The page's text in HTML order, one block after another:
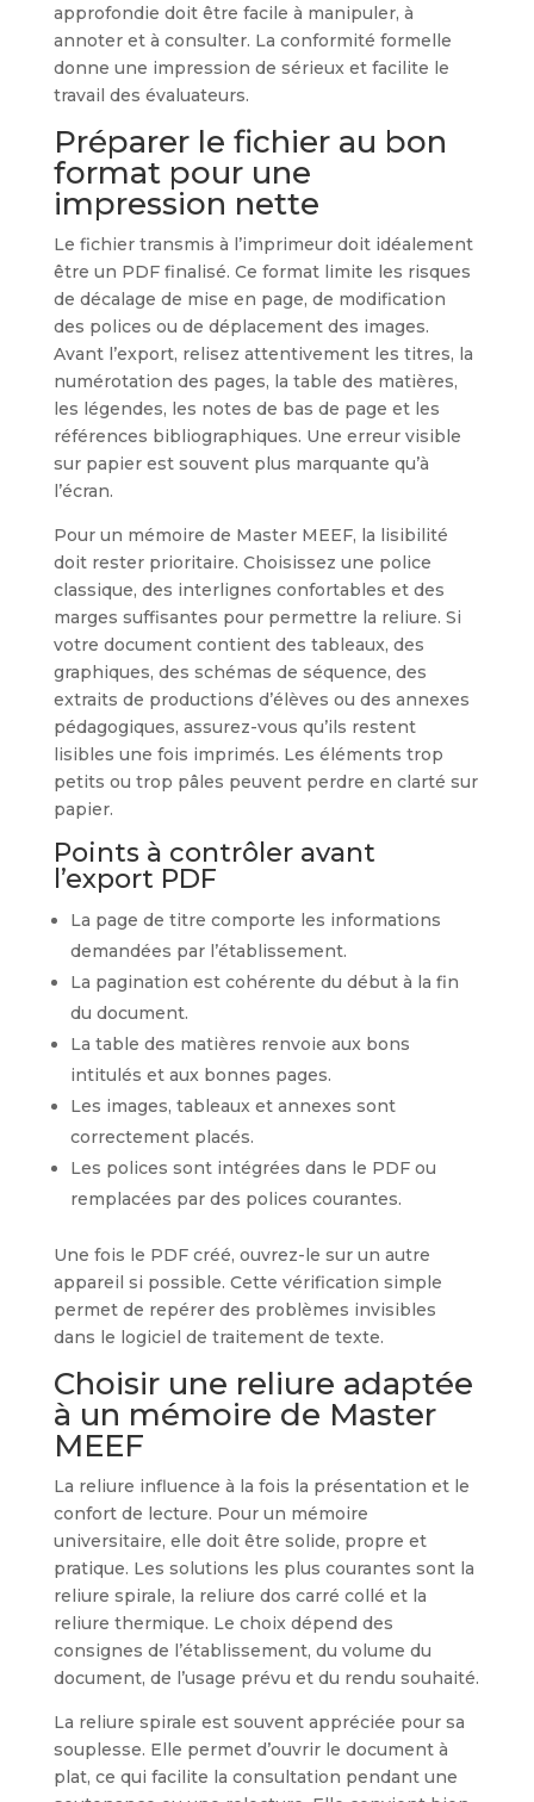
approfondie doit être facile à manipuler, à
annoter et à consulter. La conformité formelle
donne une impression de sérieux et facilite le
travail des évaluateurs.
Préparer le fichier au bon
format pour une
impression nette
Le fichier transmis à l’imprimeur doit idéalement
être un PDF finalisé. Ce format limite les risques
de décalage de mise en page, de modification
des polices ou de déplacement des images.
Avant l’export, relisez attentivement les titres, la
numérotation des pages, la table des matières,
les légendes, les notes de bas de page et les
références bibliographiques. Une erreur visible
sur papier est souvent plus marquante qu’à
l’écran.
Pour un mémoire de Master MEEF, la lisibilité
doit rester prioritaire. Choisissez une police
classique, des interlignes confortables et des
marges suffisantes pour permettre la reliure. Si
votre document contient des tableaux, des
graphiques, des schémas de séquence, des
extraits de productions d’élèves ou des annexes
pédagogiques, assurez-vous qu’ils restent
lisibles une fois imprimés. Les éléments trop
petits ou trop pâles peuvent perdre en clarté sur
papier.
Points à contrôler avant
l’export PDF
La page de titre comporte les informations
demandées par l’établissement.
La pagination est cohérente du début à la fin
du document.
La table des matières renvoie aux bons
intitulés et aux bonnes pages.
Les images, tableaux et annexes sont
correctement placés.
Les polices sont intégrées dans le PDF ou
remplacées par des polices courantes.
Une fois le PDF créé, ouvrez-le sur un autre
appareil si possible. Cette vérification simple
permet de repérer des problèmes invisibles
dans le logiciel de traitement de texte.
Choisir une reliure adaptée
à un mémoire de Master
MEEF
La reliure influence à la fois la présentation et le
confort de lecture. Pour un mémoire
universitaire, elle doit être solide, propre et
pratique. Les solutions les plus courantes sont la
reliure spirale, la reliure dos carré collé et la
reliure thermique. Le choix dépend des
consignes de l’établissement, du volume du
document, de l’usage prévu et du rendu souhaité.
La reliure spirale est souvent appréciée pour sa
souplesse. Elle permet d’ouvrir le document à
plat, ce qui facilite la consultation pendant une